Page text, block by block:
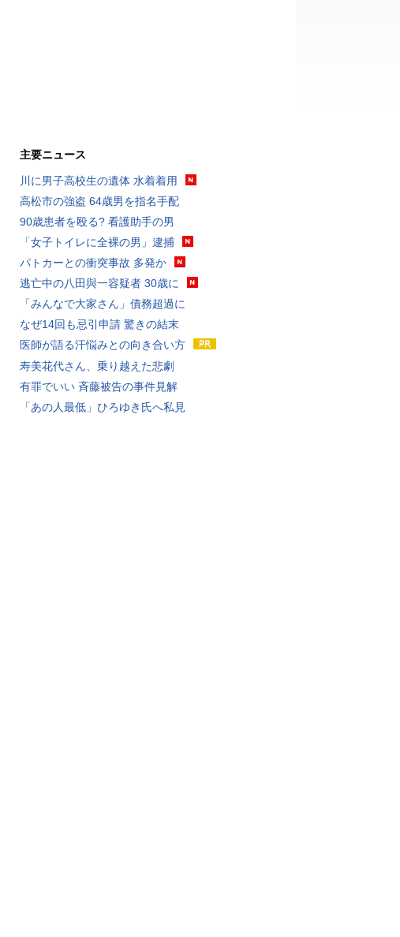
主要ニュース
川に男子高校生の遺体 水着着用
高松市の強盗 64歳男を指名手配
90歳患者を殴る? 看護助手の男
「女子トイレに全裸の男」逮捕
パトカーとの衝突事故 多発か
逃亡中の八田與一容疑者 30歳に
「みんなで大家さん」債務超過に
なぜ14回も忌引申請 驚きの結末
医師が語る汗悩みとの向き合い方
寿美花代さん、乗り越えた悲劇
有罪でいい 斉藤被告の事件見解
「あの人最低」ひろゆき氏へ私見